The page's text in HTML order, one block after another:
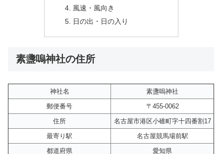
風速・風向き
日の出・日の入り
素盞嗚神社の住所
神社名
素盞嗚神社
郵便番号
〒455-0062
住所
名古屋市港区小碓町字十四番割17
最寄り駅
名古屋競馬場前駅
都道府県
愛知県